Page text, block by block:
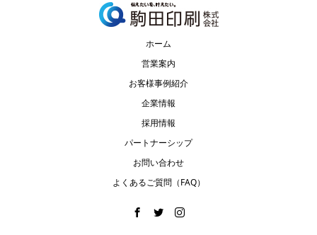
ホーム
営業案内
お客様事例紹介
企業情報
採用情報
パートナーシップ
お問い合わせ
よくあるご質問（FAQ）